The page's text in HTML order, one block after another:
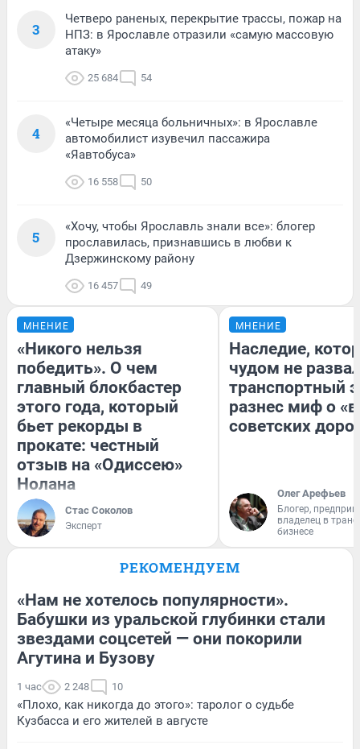
3
Четверо раненых, перекрытие трассы, пожар на
НПЗ: в Ярославле отразили «самую массовую
атаку»
25 684 54
4
«Четыре месяца больничных»: в Ярославле
автомобилист изувечил пассажира
«Яавтобуса»
16 558 50
5
«Хочу, чтобы Ярославль знали все»: блогер
прославилась, признавшись в любви к
Дзержинскому району
16 457 49
МНЕНИЕ
«Никого нельзя
победить». О чем
главный блокбастер
этого года, который
бьет рекорды в
прокате: честный
отзыв на «Одиссею»
Нолана
Стас Соколов
Эксперт
МНЕНИЕ
Наследие,
чудом не
транспортный
разнес миф о
советских
Олег Арефьев
Блогер,
владелец в
бизнесе
РЕКОМЕНДУЕМ
«Нам не хотелось популярности».
Бабушки из уральской глубинки стали
звездами соцсетей — они покорили
Агутина и Бузову
1 час 2 248 10
«Плохо, как никогда до этого»: таролог о судьбе
Кузбасса и его жителей в августе